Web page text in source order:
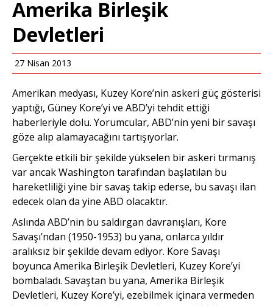
Amerika Birleşik
Devletleri
27 Nisan 2013
Amerikan medyası, Kuzey Kore’nin askeri güç gösterisi
yaptığı, Güney Kore’yi ve ABD’yi tehdit ettiği
haberleriyle dolu. Yorumcular, ABD’nin yeni bir savaşı
göze alıp alamayacağını tartışıyorlar.
Gerçekte etkili bir şekilde yükselen bir askeri tırmanış
var ancak Washington tarafından başlatılan bu
hareketliliği yine bir savaş takip ederse, bu savaşı ilan
edecek olan da yine ABD olacaktır.
Aslında ABD’nin bu saldırgan davranışları, Kore
Savaşı’ndan (1950-1953) bu yana, onlarca yıldır
aralıksız bir şekilde devam ediyor. Kore Savaşı
boyunca Amerika Birleşik Devletleri, Kuzey Kore’yi
bombaladı. Savaştan bu yana, Amerika Birleşik
Devletleri, Kuzey Kore’yi, ezebilmek içinara vermeden